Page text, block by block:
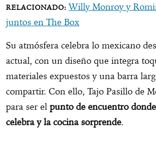
Willy Monroy y
juntos en The Box
Su atmósfera celebra lo mexicano
actual, con un diseño que integra
materiales expuestos y una barra
compartir. Con ello, Tajo Pasillo de
para ser el punto de encuentro
celebra y la cocina sorprende.